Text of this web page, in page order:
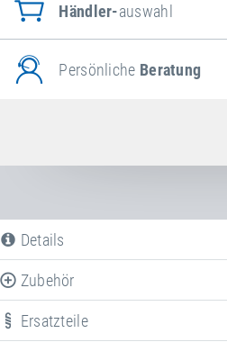
Händler-auswahl
Persönliche Beratung
Details
Zubehör
Ersatzteile